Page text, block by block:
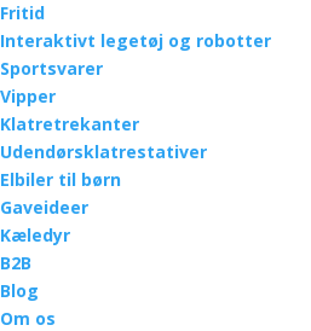
Fritid
Interaktivt legetøj og robotter
Sportsvarer
Vipper
Klatretrekanter
Udendørsklatrestativer
Elbiler til børn
Gaveideer
Kæledyr
B2B
Blog
Om os